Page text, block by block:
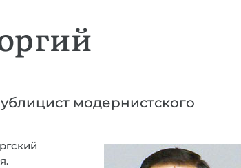
модернистского